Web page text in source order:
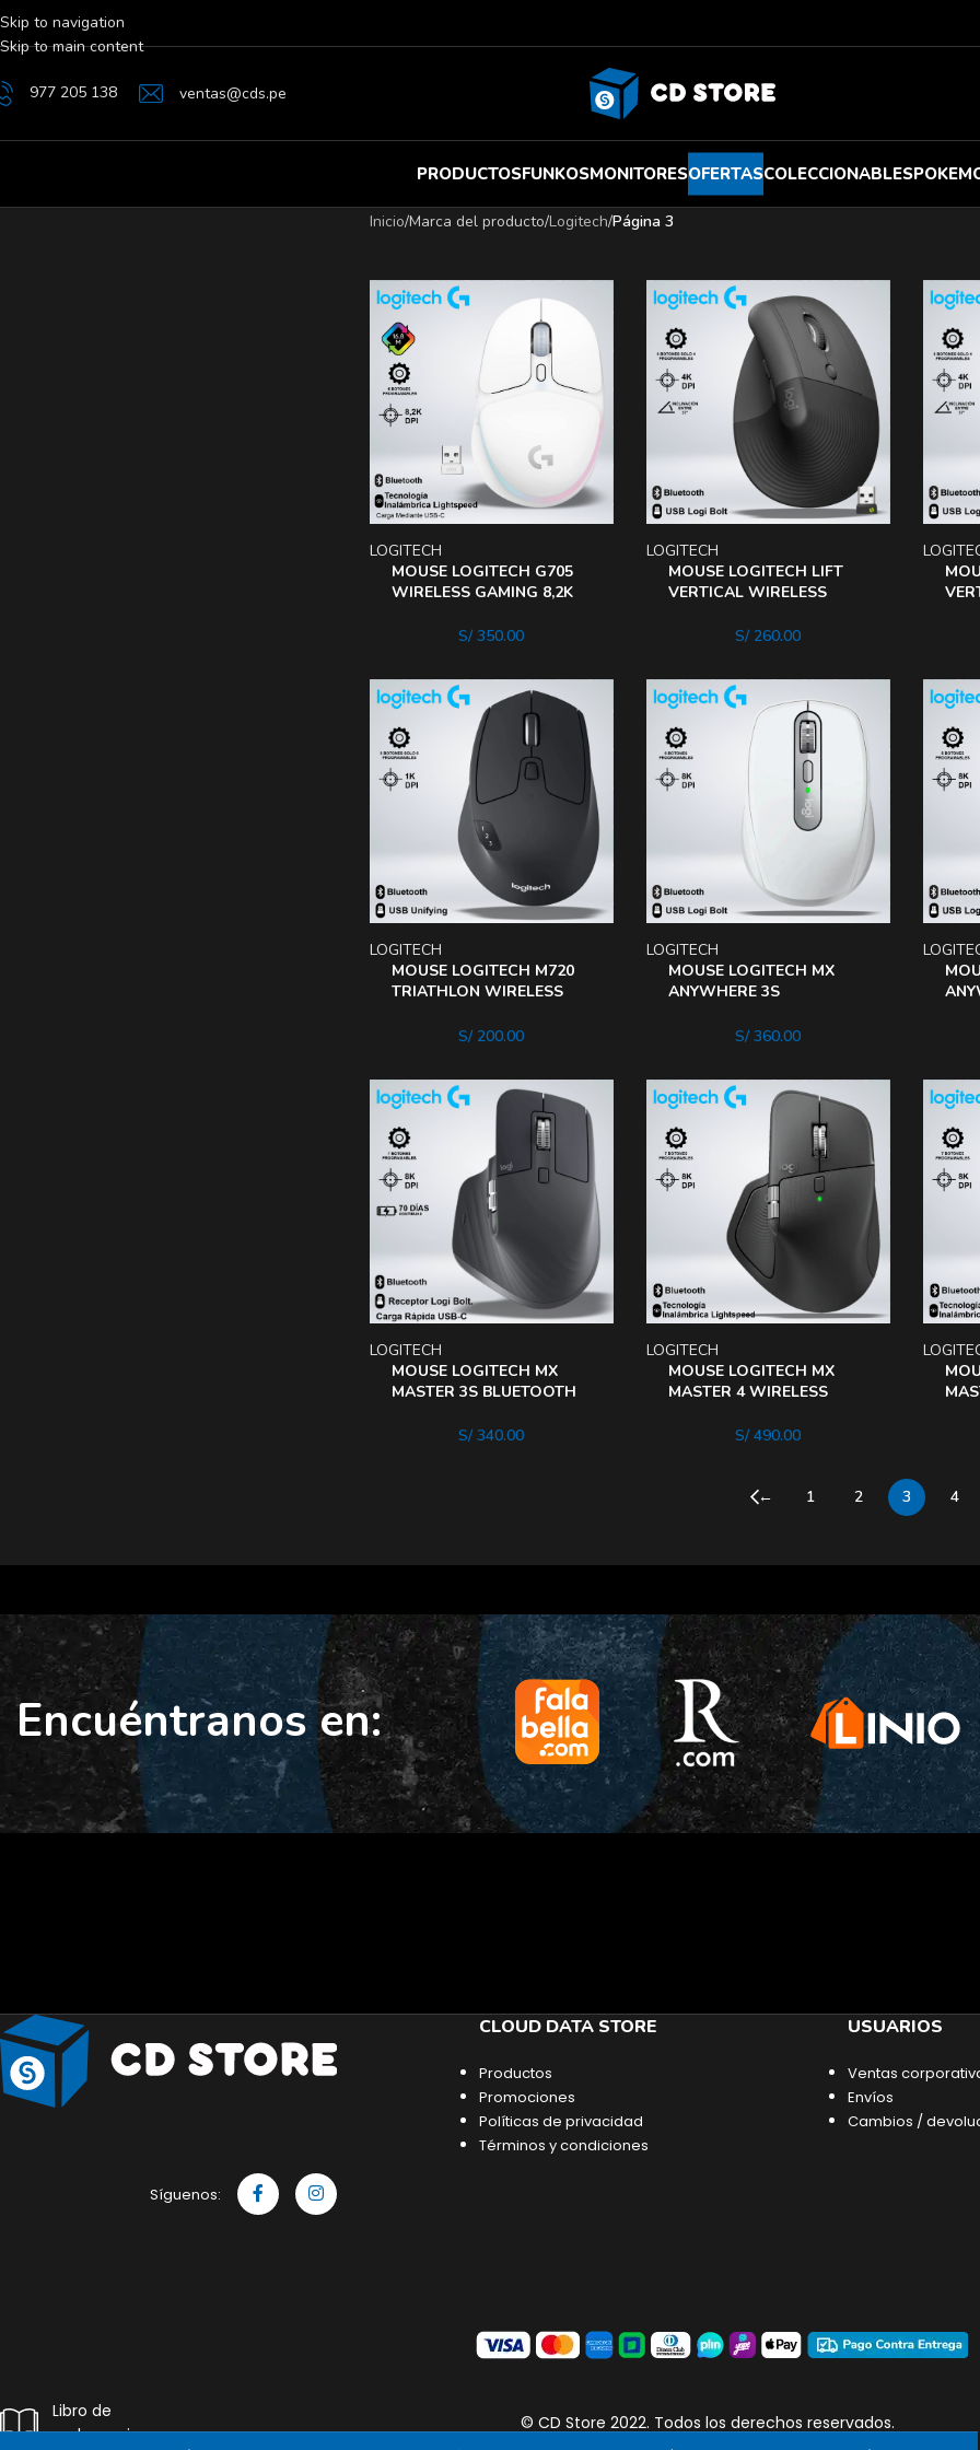
Skip to navigation
Skip to main content
977 205 138 ventas@cds.pe
PRODUCTOSFUNKOSMONITORESOFERTASCOLECCIONABLES
Inicio/Marca del producto/Logitech/Página 3
MOUSE LOGITECH G705
WIRELESS GAMING 8,2K
LOGITECH
S/350.00
MOUSE LOGITECH LIFT
VERTICAL WIRELESS
ANGULO 57°
LOGITECH
S/260.00
MOUSE LOGITECH M720
TRIATHLON WIRELESS
8botones
LOGITECH
S/200.00
MOUSE LOGITECH MX
ANYWHERE 3S
DPI USB-C CARGA
LOGITECH
S/360.00
MOUSE LOGITECH MX
MASTER 3S BLUETOOTH
BOTONES USB-C
LOGITECH
S/340.00
MOUSE LOGITECH MX
MASTER 4 WIRELESS
8BOTONES
LOGITECH
S/490.00
← 1 2 3 4
Encuéntranos en:
Síguenos:
CLOUD DATA STORE
Productos
Promociones
Políticas de privacidad
Términos y condiciones
USUARIOS
Ventas
Envíos
Cambios /
Libro de
reclamaciones
© CD Store 2022. Todos los derechos reservados.